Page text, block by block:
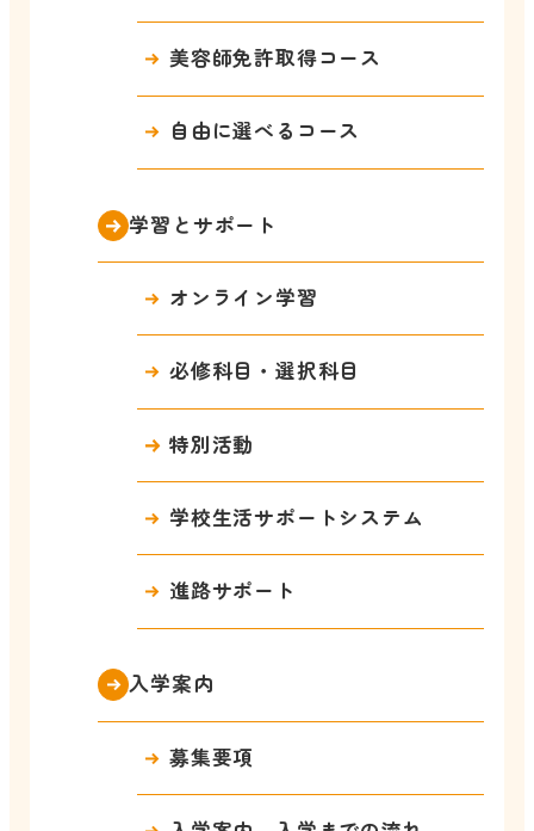
美容師免許取得コース
自由に選べるコース
学習とサポート
オンライン学習
必修科目・選択科目
特別活動
学校生活サポートシステム
進路サポート
入学案内
募集要項